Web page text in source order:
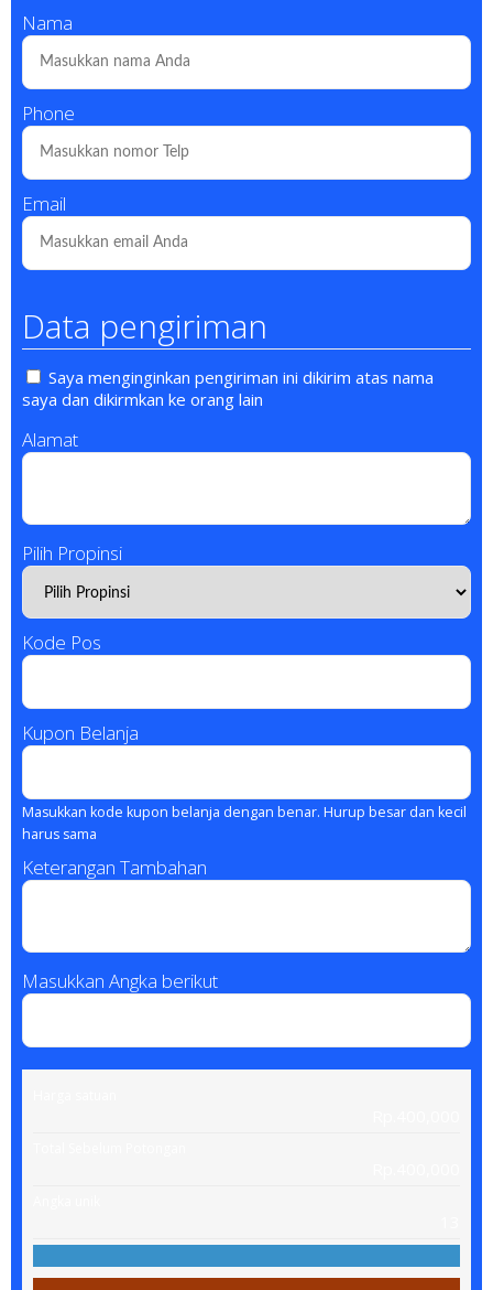
Nama
Phone
Email
Data pengiriman
Saya menginginkan pengiriman ini dikirim atas nama
saya dan dikirmkan ke orang lain
Alamat
Pilih Propinsi
Kode Pos
Kupon Belanja
Masukkan kode kupon belanja dengan benar. Hurup besar dan kecil
harus sama
Keterangan Tambahan
Masukkan Angka berikut